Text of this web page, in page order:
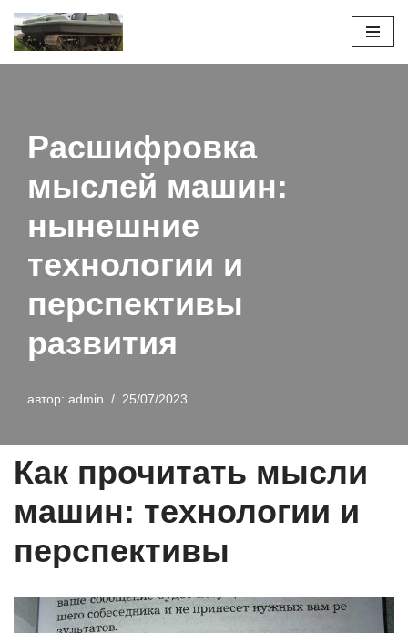
Перейти
Расшифровка
мыслей машин:
нынешние
технологии и
перспективы
развития
автор: admin 25/07/2023
Как прочитать мысли
машин: технологии и
перспективы